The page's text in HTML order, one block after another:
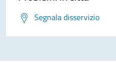
Segnala disservizio